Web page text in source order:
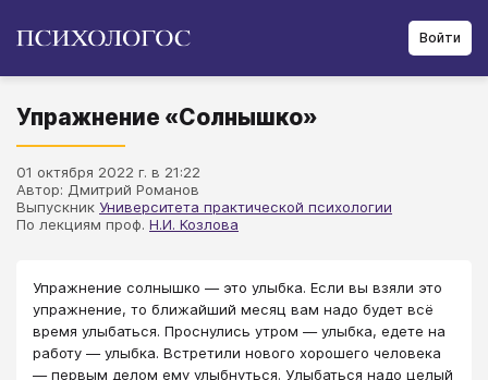
Войти
Упражнение «Солнышко»
01 октября 2022 г. в 21:22
Автор: Дмитрий Романов
Выпускник Университета практической психологии
По лекциям проф. Н.И. Козлова
Упражнение солнышко — это улыбка. Если вы взяли это
упражнение, то ближайший месяц вам надо будет всё
время улыбаться. Проснулись утром — улыбка, едете на
работу — улыбка. Встретили нового хорошего человека
— первым делом ему улыбнуться. Улыбаться надо целый